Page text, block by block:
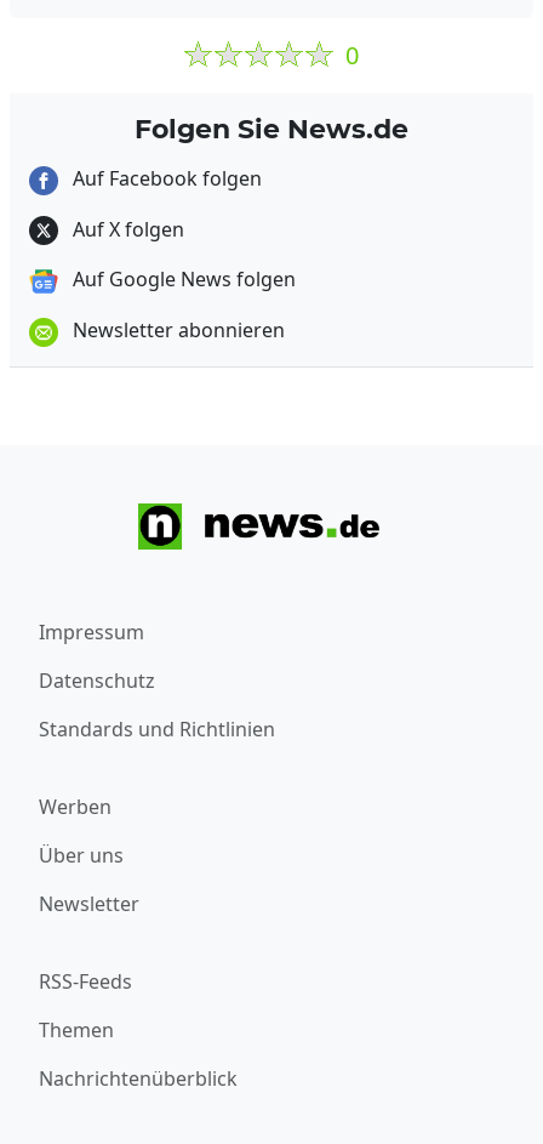
0
Folgen Sie News.de
Auf Facebook folgen
Auf X folgen
Auf Google News folgen
Newsletter abonnieren
Impressum
Datenschutz
Standards und Richtlinien
Werben
Über uns
Newsletter
RSS-Feeds
Themen
Nachrichtenüberblick